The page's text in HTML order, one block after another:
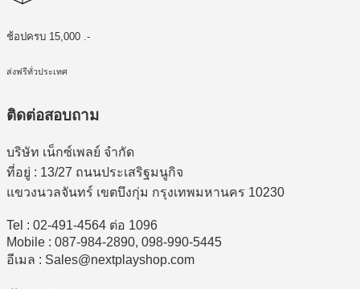
ช้อปครบ 15,000 .-
ส่งฟรีทั่วประเทศ
ติดต่อสอบถาม
บริษัท เน็กซ์เพลย์ จำกัด
ที่อยู่ : 13/27 ถนนประเสริฐมนูกิจ
แขวงนวลจันทร์ เขตบึงกุ่ม กรุงเทพมหานคร 10230
Tel : 02-491-4564 ต่อ 1096
Mobile : 087-984-2890, 098-990-5445
อีเมล : Sales@nextplayshop.com